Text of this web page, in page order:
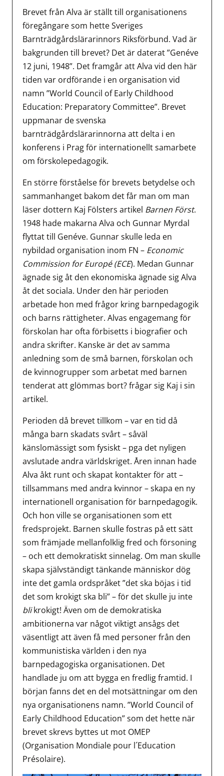
Brevet från Alva är ställt till organisationens
föregångare som hette Sveriges
Barnträdgårdslärarinnors Riksförbund. Vad är
bakgrunden till brevet? Det är daterat ”Genéve
12 juni, 1948”. Det framgår att Alva vid den här
tiden var ordförande i en organisation vid
namn ”World Council of Early Childhood
Education: Preparatory Committee”. Brevet
uppmanar de svenska
barnträdgårdslärarinnorna att delta i en
konferens i Prag för internationellt samarbete
om förskolepedagogik.
En större förståelse för brevets betydelse och
sammanhanget bakom det får man om man
läser dottern Kaj Fölsters artikel Barnen Först.
1948 hade makarna Alva och Gunnar Myrdal
flyttat till Genéve. Gunnar skulle leda en
nybildad organisation inom FN – Economic
Commission for Europé (ECE). Medan Gunnar
ägnade sig åt den ekonomiska ägnade sig Alva
åt det sociala. Under den här perioden
arbetade hon med frågor kring barnpedagogik
och barns rättigheter. Alvas engagemang för
förskolan har ofta förbisetts i biografier och
andra skrifter. Kanske är det av samma
anledning som de små barnen, förskolan och
de kvinnogrupper som arbetat med barnen
tenderat att glömmas bort? frågar sig Kaj i sin
artikel.
Perioden då brevet tillkom – var en tid då
många barn skadats svårt – såväl
känslomässigt som fysiskt – pga det nyligen
avslutade andra världskriget. Åren innan hade
Alva åkt runt och skapat kontakter för att –
tillsammans med andra kvinnor – skapa en ny
internationell organisation för barnpedagogik.
Och hon ville se organisationen som ett
fredsprojekt. Barnen skulle fostras på ett sätt
som främjade mellanfolklig fred och försoning
– och ett demokratiskt sinnelag. Om man skulle
skapa självständigt tänkande människor dög
inte det gamla ordspråket ”det ska böjas i tid
det som krokigt ska bli” – för det skulle ju inte
blikrokigt! Även om de demokratiska
ambitionerna var något viktigt ansågs det
väsentligt att även få med personer från den
kommunistiska världen i den nya
barnpedagogiska organisationen. Det
handlade ju om att bygga en fredlig framtid. I
början fanns det en del motsättningar om den
nya organisationens namn. ”World Council of
Early Childhood Education” som det hette när
brevet skrevs byttes ut mot OMEP
(Organisation Mondiale pour l´Education
Présolaire).